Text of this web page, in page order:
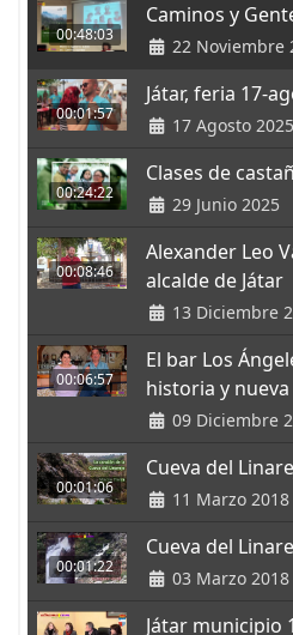
00:48:03
Caminos y
22 Noviembre
00:01:57
Játar, feria 17-
17 Agosto 2025
00:24:22
Clases de
29 Junio 2025
00:08:46
Alexander Leo
alcalde de Játar
13 Diciembre
00:06:57
El bar Los
historia y
09 Diciembre
00:01:06
Cueva del
11 Marzo 2018
00:01:22
Cueva del
03 Marzo 2018
Játar municipio